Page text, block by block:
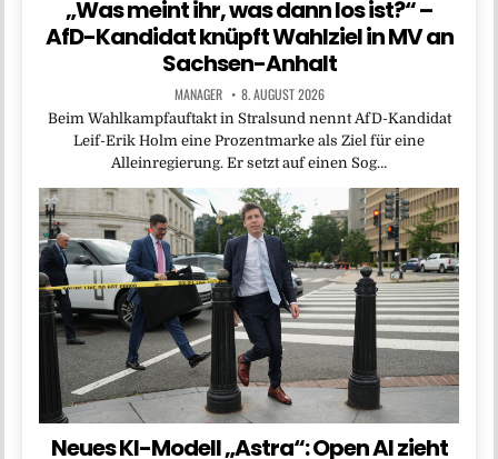
„Was meint ihr, was dann los ist?“ –
AfD-Kandidat knüpft Wahlziel in MV an
Sachsen-Anhalt
MANAGER 8. AUGUST 2026
Beim Wahlkampfauftakt in Stralsund nennt AfD-Kandidat
Leif-Erik Holm eine Prozentmarke als Ziel für eine
Alleinregierung. Er setzt auf einen Sog…
Neues KI-Modell „Astra“: Open AI zieht